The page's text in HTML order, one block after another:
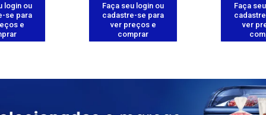
login ou
se para
e
Faça seu login ou
cadastre-se para
ver preços e
comprar
Faça
ver